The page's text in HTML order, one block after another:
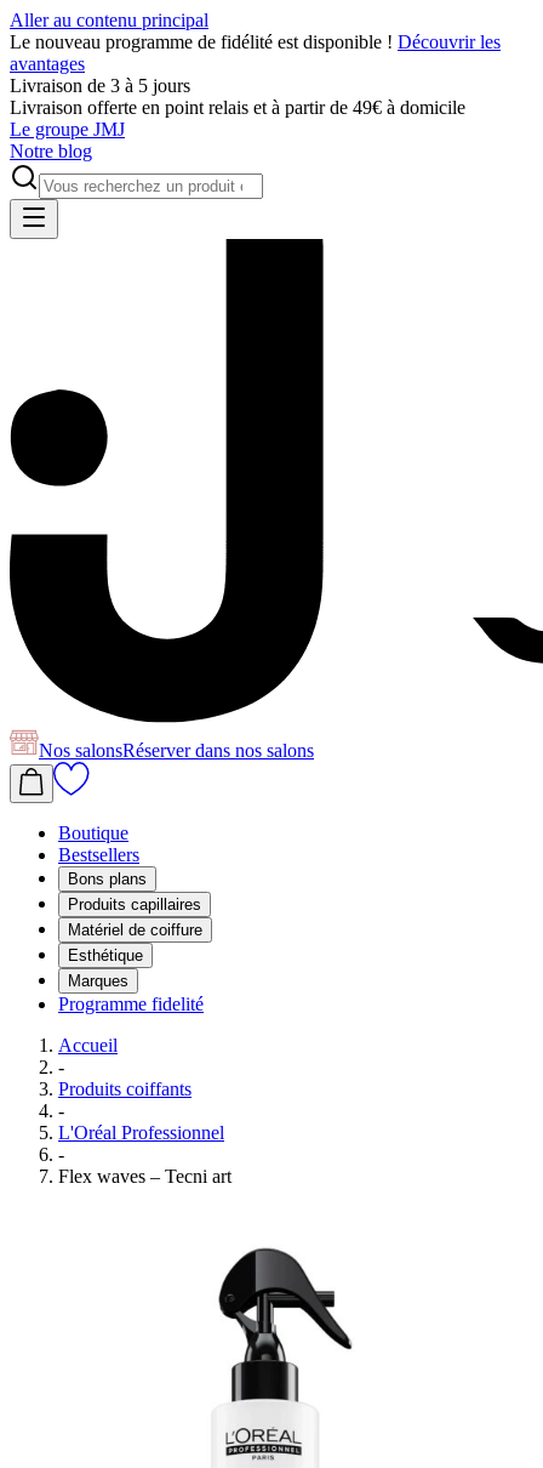
Aller au contenu principal
Le nouveau programme de fidélité est disponible ! Découvrir les
avantages
Livraison de 3 à 5 jours
Livraison offerte en point relais et à partir de 49€ à domicile
Le groupe JMJ
Notre blog
Nos salonsRéserverdans nos salons
Boutique
Bestsellers
Bons plans
Produits capillaires
Matériel de coiffure
Esthétique
Marques
Programme fidelité
Accueil
-
Produits coiffants
-
L'Oréal Professionnel
-
Flex waves – Tecni art